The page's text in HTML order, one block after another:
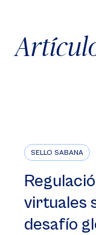
SELLO SABANA
virtuales
desafío